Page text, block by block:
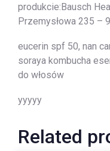
produkcie:Bausch
Przemysłowa 235 –
eucerin spf 50, nan
soraya kombucha
do włosów
yyyyy
Related